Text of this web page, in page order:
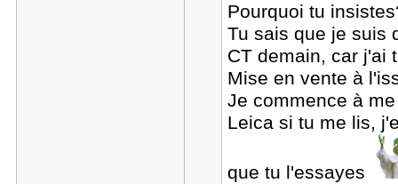
Pourquoi tu
Tu sais que je suis
CT demain, car j'ai
Mise en vente à
Je commence à
Leica si tu me lis,
que tu l'essayes